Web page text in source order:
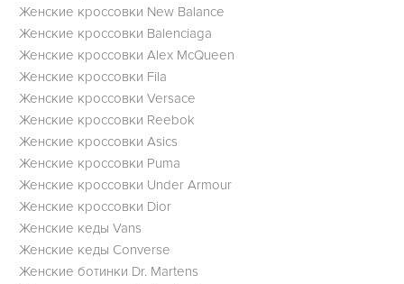
Женские кроссовки New Balance
Женские кроссовки Balenciaga
Женские кроссовки Alex McQueen
Женские кроссовки Fila
Женские кроссовки Versace
Женские кроссовки Reebok
Женские кроссовки Asics
Женские кроссовки Puma
Женские кроссовки Under Armour
Женские кроссовки Dior
Женские кеды Vans
Женские кеды Converse
Женские ботинки Dr. Martens